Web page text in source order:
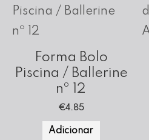
Forma Bolo
Piscina / Ballerine
nº 12
€4.85
Adicionar